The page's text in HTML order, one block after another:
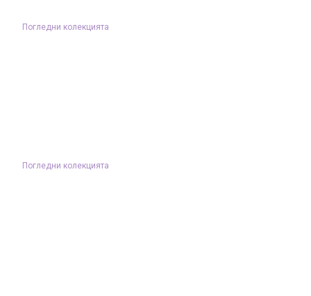
Погледни колекцията
Погледни колекцията